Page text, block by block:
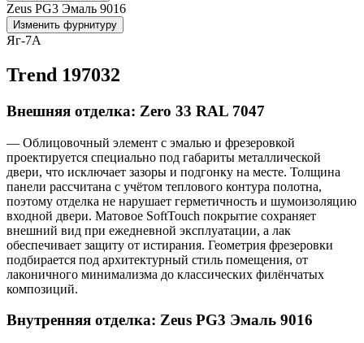
Zeus PG3 Эмаль 9016
Изменить фурнитуру
Яг-7А
Trend 197032
Внешняя отделка: Zero 33 RAL 7047
— Облицовочный элемент с эмалью и фрезеровкой
проектируется специально под габариты металлической
двери, что исключает зазоры и подгонку на месте. Толщина
панели рассчитана с учётом теплового контура полотна,
поэтому отделка не нарушает герметичность и шумоизоляцию
входной двери. Матовое SoftTouch покрытие сохраняет
внешний вид при ежедневной эксплуатации, а лак
обеспечивает защиту от истирания. Геометрия фрезеровки
подбирается под архитектурный стиль помещения, от
лаконичного минимализма до классических филёнчатых
композиций.
Внутренняя отделка: Zeus PG3 Эмаль 9016